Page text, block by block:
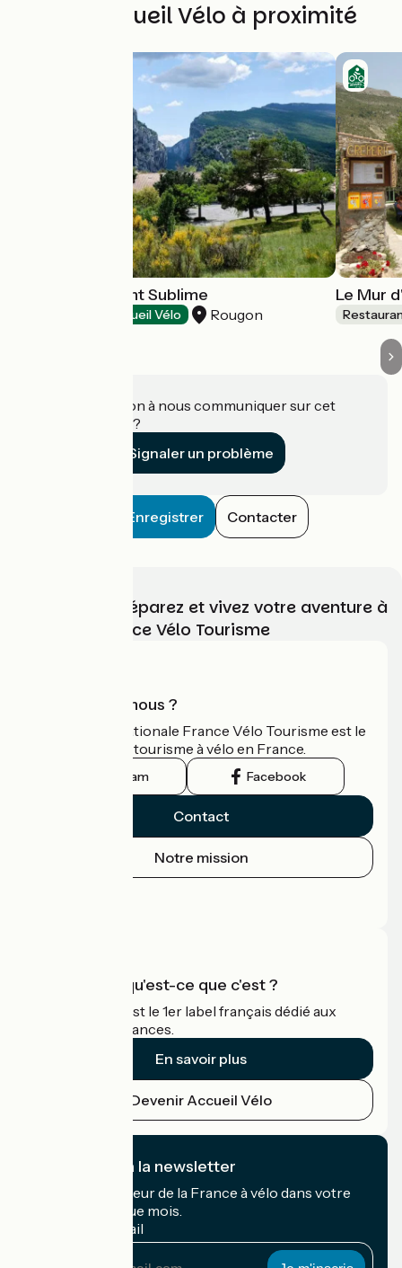
Autres Accueil Vélo à proximité
Auberge du Point Sublime
Accueil Vélo Rougon
Le Mur
Une information à nous communiquer sur cet
établissement ?
Signaler un problème
Enregistrer Contacter
Choisissez, préparez et vivez votre aventure à
vélo avec France Vélo Tourisme
Qui sommes-nous ?
L'association nationale France Vélo Tourisme est le
guide officiel du tourisme à vélo en France.
Instagram Facebook
Contact
Notre mission
Accueil Vélo qu'est-ce que c'est ?
Accueil Vélo c'est le 1er label français dédié aux
cyclistes en vacances.
En savoir plus
Devenir Accueil Vélo
Je m'abonne à la newsletter
Recevez le meilleur de la France à vélo dans votre
boîte mail chaque mois.
Mon adresse mail